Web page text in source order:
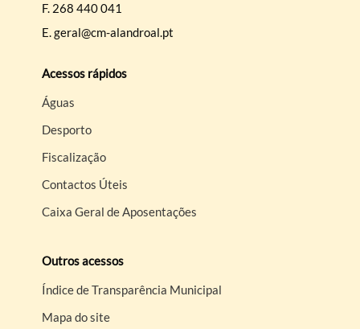
F. 268 440 041
E.geral@cm-alandroal.pt
Acessos rápidos
Águas
Desporto
Fiscalização
Contactos Úteis
Caixa Geral de Aposentações
Outros acessos
Índice de Transparência Municipal
Mapa do site